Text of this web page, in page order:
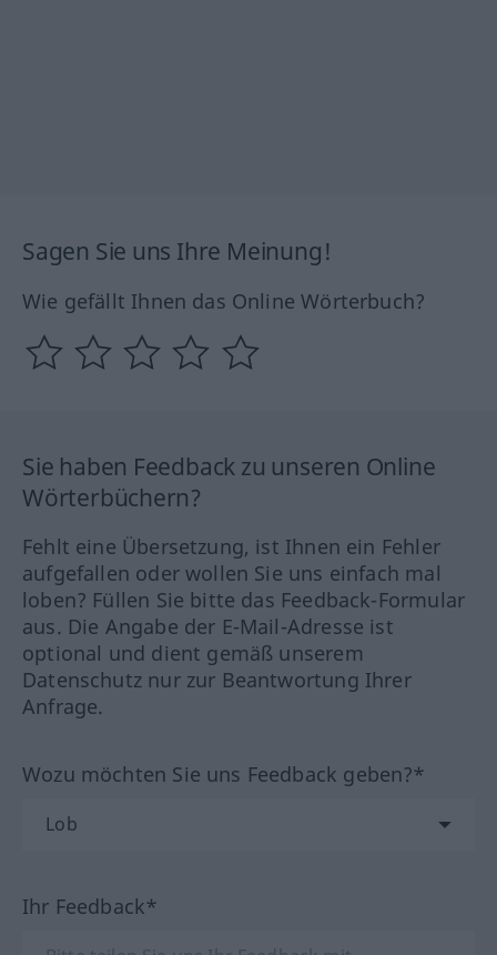
Sagen Sie uns Ihre Meinung!
Wie gefällt Ihnen das Online Wörterbuch?
Sie haben Feedback zu unseren Online
Wörterbüchern?
Fehlt eine Übersetzung, ist Ihnen ein Fehler
aufgefallen oder wollen Sie uns einfach mal
loben? Füllen Sie bitte das Feedback-Formular
aus. Die Angabe der E-Mail-Adresse ist
optional und dient gemäß unserem
Datenschutz nur zur Beantwortung Ihrer
Anfrage.
Wozu möchten Sie uns Feedback geben?*
Ihr Feedback*